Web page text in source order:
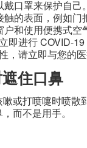
口罩来保护自己。
的表面，例如门
和使用便携式空
即进行 COVID-
，请立即与您的
住口鼻
或打喷嚏时喷
而不是用手。